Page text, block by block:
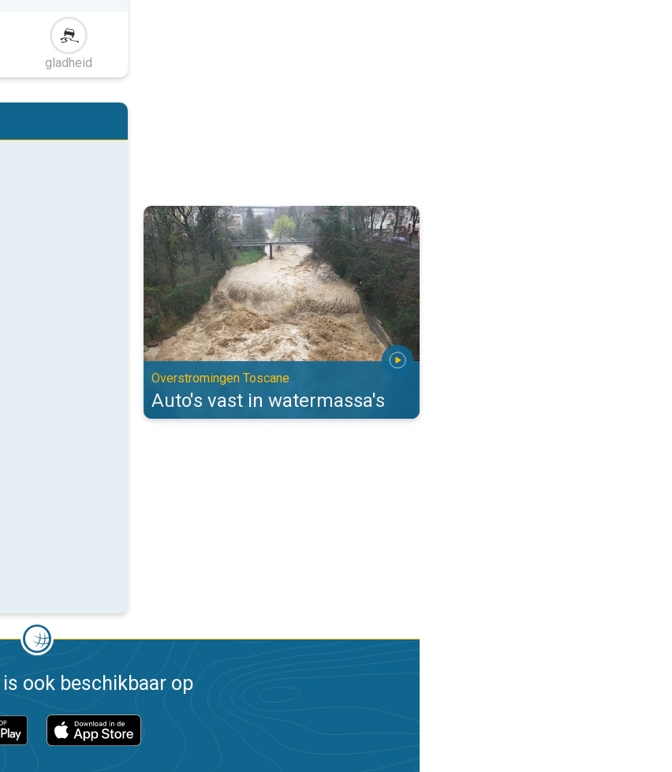
gladheid
Auto's vast in watermassa's. Overstromingen Toscane. . .
Overstromingen Toscane
Auto's vast in watermassa's
is ook beschikbaar op